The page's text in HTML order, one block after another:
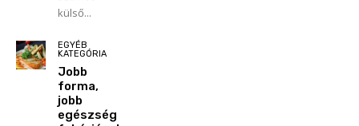
külső...
EGYÉB
KATEGÓRIA
Jobb
forma,
jobb
egészség